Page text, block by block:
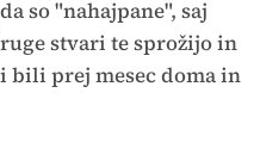
so "nahajpane", saj
stvari te sprožijo in
bili prej mesec doma in